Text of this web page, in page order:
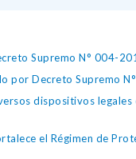
Supremo N° 004-
por Decreto Supremo
dispositivos legales
el Régimen de